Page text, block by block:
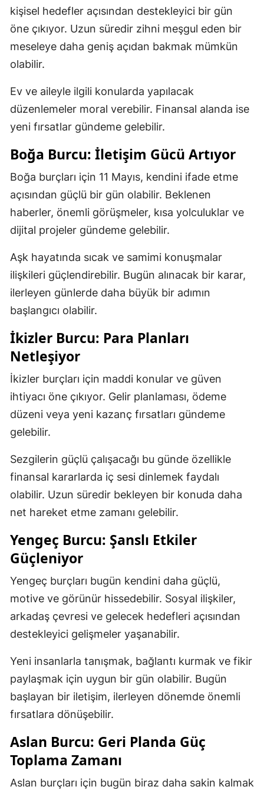
kişisel hedefler açısından destekleyici bir gün
öne çıkıyor. Uzun süredir zihni meşgul eden bir
meseleye daha geniş açıdan bakmak mümkün
olabilir.
Ev ve aileyle ilgili konularda yapılacak
düzenlemeler moral verebilir. Finansal alanda ise
yeni fırsatlar gündeme gelebilir.
Boğa Burcu: İletişim Gücü Artıyor
Boğa burçları için 11 Mayıs, kendini ifade etme
açısından güçlü bir gün olabilir. Beklenen
haberler, önemli görüşmeler, kısa yolculuklar ve
dijital projeler gündeme gelebilir.
Aşk hayatında sıcak ve samimi konuşmalar
ilişkileri güçlendirebilir. Bugün alınacak bir karar,
ilerleyen günlerde daha büyük bir adımın
başlangıcı olabilir.
İkizler Burcu: Para Planları
Netleşiyor
İkizler burçları için maddi konular ve güven
ihtiyacı öne çıkıyor. Gelir planlaması, ödeme
düzeni veya yeni kazanç fırsatları gündeme
gelebilir.
Sezgilerin güçlü çalışacağı bu günde özellikle
finansal kararlarda iç sesi dinlemek faydalı
olabilir. Uzun süredir bekleyen bir konuda daha
net hareket etme zamanı gelebilir.
Yengeç Burcu: Şanslı Etkiler
Güçleniyor
Yengeç burçları bugün kendini daha güçlü,
motive ve görünür hissedebilir. Sosyal ilişkiler,
arkadaş çevresi ve gelecek hedefleri açısından
destekleyici gelişmeler yaşanabilir.
Yeni insanlarla tanışmak, bağlantı kurmak ve fikir
paylaşmak için uygun bir gün olabilir. Bugün
başlayan bir iletişim, ilerleyen dönemde önemli
fırsatlara dönüşebilir.
Aslan Burcu: Geri Planda Güç
Toplama Zamanı
Aslan burçları için bugün biraz daha sakin kalmak